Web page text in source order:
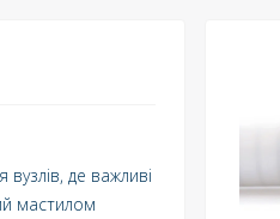
де важливі
мастилом